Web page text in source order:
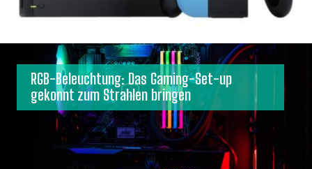
RGB-Beleuchtung: Das Gaming-Set-up
gekonnt zum Strahlen bringen